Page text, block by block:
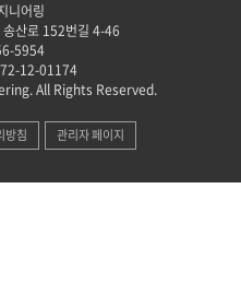
니어링
송산로 152번길 4-46
5954
12-01174
All Rights Reserved.
방침 관리자 페이지